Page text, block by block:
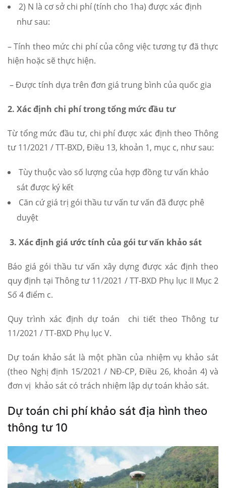
2) N là cơ sở chi phí (tính cho 1ha) được xác định
như sau:
– Tính theo mức chi phí của công việc tương tự đã thực
hiện hoặc sẽ thực hiện.
– Được tính dựa trên đơn giá trung bình của quốc gia
2. Xác định chi phí trong tổng mức đầu tư
Từ tổng mức đầu tư, chi phí được xác định theo Thông
tư 11/2021 / TT-BXD, Điều 13, khoản 1, mục c, như sau:
Tùy thuộc vào số lượng của hợp đồng tư vấn khảo
sát được ký kết
Căn cứ giá trị gói thầu tư vấn tư vấn đã được phê
duyệt
3. Xác định giá ước tính của gói tư vấn khảo sát
Báo giá gói thầu tư vấn xây dựng được xác định theo
quy định tại Thông tư 11/2021 / TT-BXD Phụ lục II Mục 2
Số 4 điểm c.
Quy trình xác định dự toán chi tiết theo Thông tư
11/2021 / TT-BXD Phụ lục V.
Dự toán khảo sát là một phần của nhiệm vụ khảo sát
(theo Nghị định 15/2021 / NĐ-CP, Điều 26, khoản 4) và
đơn vị khảo sát có trách nhiệm lập dự toán khảo sát.
Dự toán chi phí khảo sát địa hình theo
thông tư 10